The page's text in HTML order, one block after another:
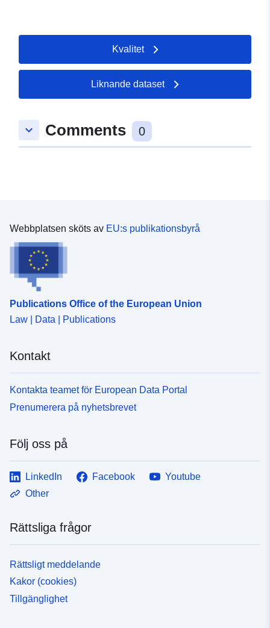
Kvalitet
Liknande dataset
keyboard_arrow_down Comments 0
Webbplatsen sköts av EU:s publikationsbyrå
Publications Office of the European Union
Law | Data | Publications
Kontakt
Kontakta teamet för European Data Portal
Prenumerera på nyhetsbrevet
Följ oss på
LinkedIn Facebook
Youtube
Other
Rättsliga frågor
Rättsligt meddelande
Kakor (cookies)
Tillgänglighet